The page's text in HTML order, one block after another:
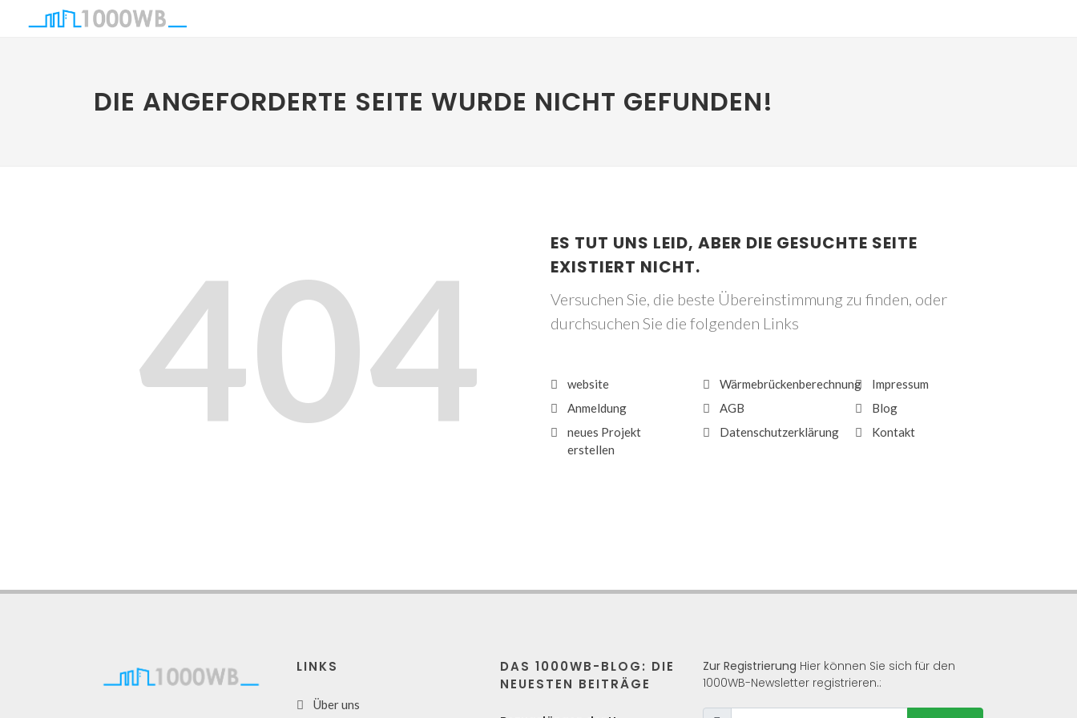
DIE ANGEFORDERTE SEITE WURDE NICHT GEFUNDEN!
404
ES TUT UNS LEID, ABER DIE GESUCHTE SEITE
EXISTIERT NICHT.
Versuchen Sie, die beste Übereinstimmung zu finden, oder
durchsuchen Sie die folgenden Links
website
Anmeldung
neues Projekt
erstellen
Wärmebrückenberechnung
AGB
Datenschutzerklärung
Impressum
Blog
Kontakt
LINKS
Über uns
DAS 1000WB-BLOG: DIE
NEUESTEN BEITRÄGE
Zur Registrierung Hier können Sie sich für den
1000WB-Newsletter registrieren.: